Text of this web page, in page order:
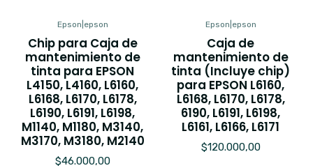
Epson epson
Chip para Caja de
mantenimiento de
tinta para EPSON
L4150, L4160, L6160,
L6168, L6170, L6178,
L6190, L6191, L6198,
M1140, M1180, M3140,
M3170, M3180, M2140
$46.000,00
Epson epson
Caja de
mantenimiento de
tinta (Incluye chip)
para EPSON L6160,
L6168, L6170, L6178,
6190, L6191, L6198,
L6161, L6166, L6171
$120.000,00